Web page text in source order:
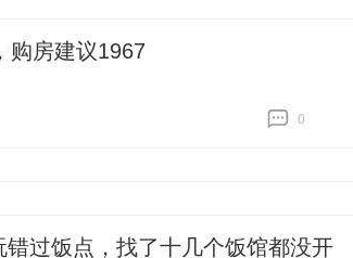
购房建议1967
0
错过饭点，找了十几个饭馆都没开